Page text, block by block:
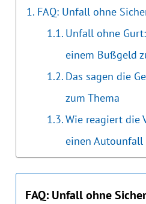
FAQ: Unfall ohne
Unfall ohne
einem Bußgeld
Das sagen die
zum Thema
Wie reagiert die
einen Autounfall
FAQ: Unfall ohne